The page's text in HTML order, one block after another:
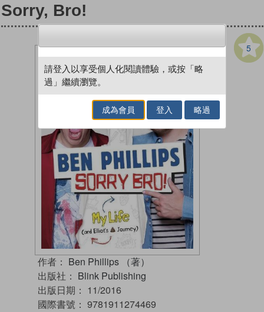
Sorry, Bro!
5
作者： Ben Phillips （著）
出版社： Blink Publishing
出版日期： 11/2016
國際書號： 9781911274469
請登入以享受個人化閱讀體驗，或按「略
過」繼續瀏覽。
成為會員 登入 略過